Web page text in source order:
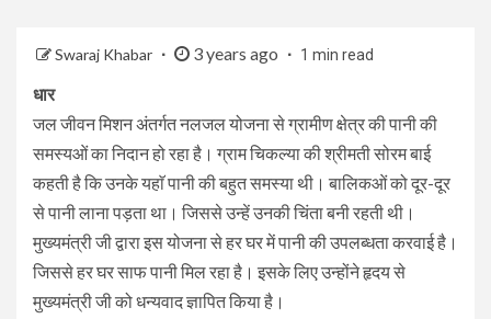
Swaraj Khabar 3 years ago 1 min read
धार
जल जीवन मिशन अंतर्गत नलजल योजना से ग्रामीण क्षेत्र की पानी की
समस्यओं का निदान हो रहा है। ग्राम चिकल्या की श्रीमती सोरम बाई
कहती है कि उनके यहाॅ पानी की बहुत समस्या थी। बालिकओं को दूर-दूर
से पानी लाना पड़ता था। जिससे उन्हें उनकी चिंता बनी रहती थी।
मुख्यमंत्री जी द्वारा इस योजना से हर घर में पानी की उपलब्धता करवाई है।
जिससे हर घर साफ पानी मिल रहा है। इसके लिए उन्होंने हृदय से
मुख्यमंत्री जी को धन्यवाद ज्ञापित किया है।